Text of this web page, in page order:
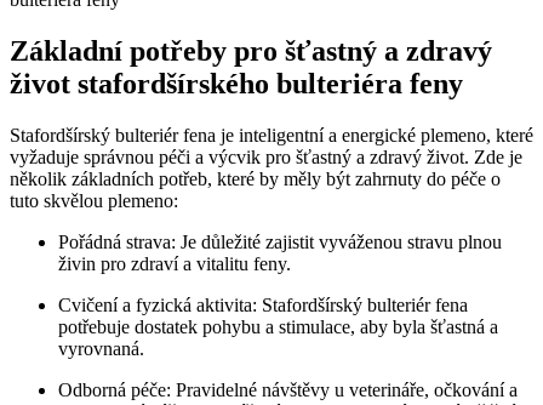
Základní potřeby pro šťastný a zdravý
život stafordšírského bulteriéra feny
Stafordšírský bulteriér fena je inteligentní a energické plemeno, které
vyžaduje správnou péči a výcvik pro šťastný a zdravý život. Zde je
několik základních potřeb, které by měly být zahrnuty do péče o
tuto skvělou plemeno:
Pořádná strava: Je důležité zajistit vyváženou stravu plnou
živin pro zdraví a vitalitu feny.
Cvičení a fyzická aktivita: Stafordšírský bulteriér fena
potřebuje dostatek pohybu a stimulace, aby byla šťastná a
vyrovnaná.
Odborná péče: Pravidelné návštěvy u veterináře, očkování a